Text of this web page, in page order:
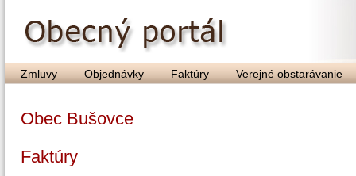
Zmluvy Objednávky Faktúry Verejné obstarávanie
Obec Bušovce
Faktúry